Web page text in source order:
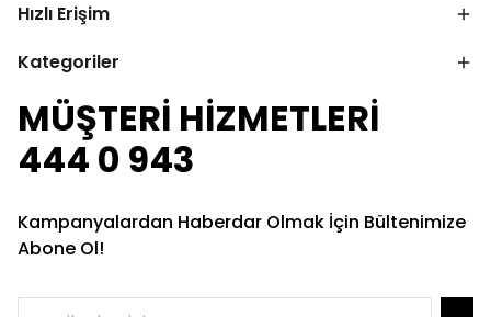
Hızlı Erişim
Kategoriler
MÜŞTERİ HİZMETLERİ
444 0 943
Kampanyalardan Haberdar Olmak İçin Bültenimize
Abone Ol!